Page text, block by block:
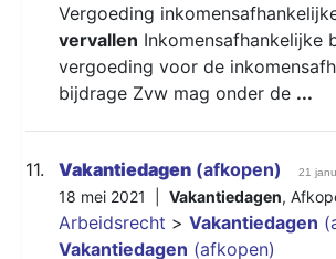
Vergoeding
vervallen Inkomensafhankelijke
vergoeding voor de
bijdrage Zvw mag onder de ...
11. Vakantiedagen (afkopen) 21
18 mei 2021 | Vakantiedagen,
Arbeidsrecht > Vakantiedagen
Vakantiedagen (afkopen)